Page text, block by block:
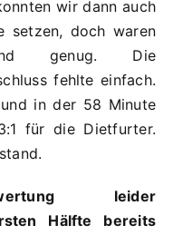
wir dann auch
setzen, doch waren
genug. Die
fehlte einfach.
in der 58 Minute
für die Dietfurter.
leider
Hälfte bereits